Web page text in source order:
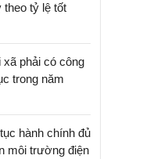
theo tỷ lệ tốt
xã phải có công
trong năm
hành chính đủ
môi trường điện